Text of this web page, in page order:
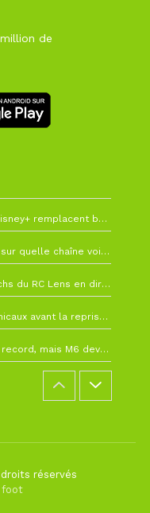
de
La Liga change de diffuseur : DAZN et Disney+ remplacent beIN Sports !
RC Lens – Villarreal : à quelle heure et sur quelle chaîne voir la finale de la Como Cup ?
Como Cup : comment regarder les matchs du RC Lens en direct ?
Ligue 1+ diffusera plus de 30 matchs amicaux avant la reprise de la Ligue 1
Coupe du monde 2026 : des audiences record, mais M6 devrait perdre très gros !
réservés
foot